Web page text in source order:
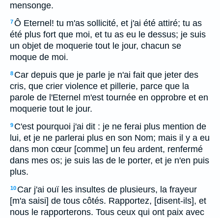
mensonge.
7Ô Eternel! tu m'as sollicité, et j'ai été attiré; tu as
été plus fort que moi, et tu as eu le dessus; je suis
un objet de moquerie tout le jour, chacun se
moque de moi.
8 Car depuis que je parle je n'ai fait que jeter des
cris, que crier violence et pillerie, parce que la
parole de l'Eternel m'est tournée en opprobre et en
moquerie tout le jour.
9 C'est pourquoi j'ai dit : je ne ferai plus mention de
lui, et je ne parlerai plus en son Nom; mais il y a eu
dans mon cœur [comme] un feu ardent, renfermé
dans mes os; je suis las de le porter, et je n'en puis
plus.
10 Car j'ai ouï les insultes de plusieurs, la frayeur
[m'a saisi] de tous côtés. Rapportez, [disent-ils], et
nous le rapporterons. Tous ceux qui ont paix avec